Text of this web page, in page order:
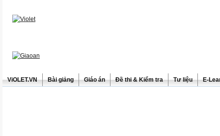
ViOLET.VN Bài giảng Giáo án Đề thi & Kiểm tra Tư liệu E-